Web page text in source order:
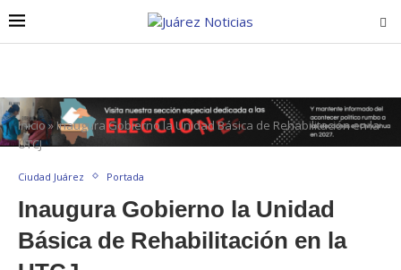
Inicio»Inaugura Gobierno la Unidad Básica de Rehabilitación en la
UTCJ
Ciudad Juárez Portada
Inaugura Gobierno la Unidad
Básica de Rehabilitación en la